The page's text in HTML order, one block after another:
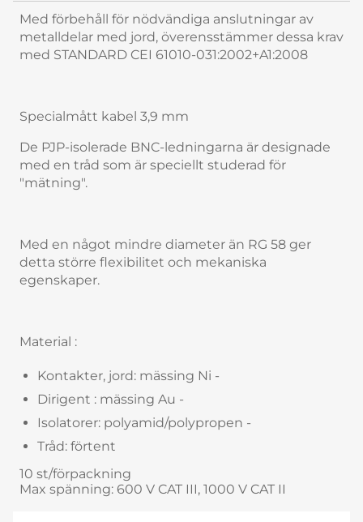
Med förbehåll för nödvändiga anslutningar av
metalldelar med jord, överensstämmer dessa krav
med STANDARD CEI 61010-031:2002+A1:2008
Specialmått kabel 3,9 mm
De PJP-isolerade BNC-ledningarna är designade
med en tråd som är speciellt studerad för
"mätning".
Med en något mindre diameter än RG 58 ger
detta större flexibilitet och mekaniska
egenskaper.
Material :
Kontakter, jord: mässing Ni -
Dirigent : mässing Au -
Isolatorer: polyamid/polypropen -
Tråd: förtent
10 st/förpackning
Max spänning: 600 V CAT III, 1000 V CAT II